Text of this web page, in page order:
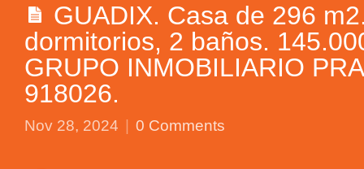
GUADIX. Casa de 296
dormitorios, 2 baños.
GRUPO INMOBILIARIO
918026.
Nov 28, 2024 0 Comments